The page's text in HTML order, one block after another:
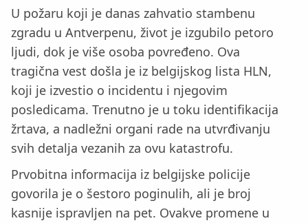
U požaru koji je danas zahvatio stambenu
zgradu u Antverpenu, život je izgubilo petoro
ljudi, dok je više osoba povređeno. Ova
tragična vest došla je iz belgijskog lista HLN,
koji je izvestio o incidentu i njegovim
posledicama. Trenutno je u toku identifikacija
žrtava, a nadležni organi rade na utvrđivanju
svih detalja vezanih za ovu katastrofu.
Prvobitna informacija iz belgijske policije
govorila je o šestoro poginulih, ali je broj
kasnije ispravljen na pet. Ovakve promene u